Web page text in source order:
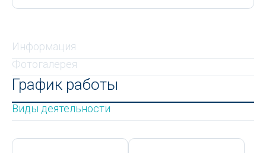
Информация
Фотогалерея
График работы
Виды деятельности